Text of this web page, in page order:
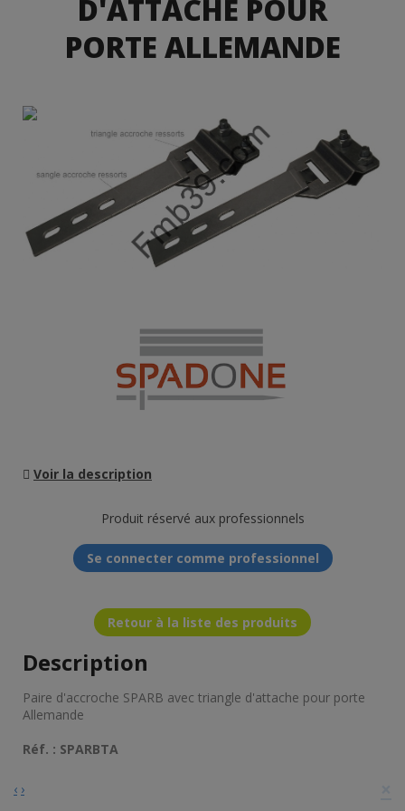
D'ATTACHE POUR
PORTE ALLEMANDE
Voir la description
Produit réservé aux professionnels
Se connecter comme professionnel
Retour à la liste des produits
Description
Paire d'accroche SPARB avec triangle d'attache pour porte
Allemande
Réf. : SPARBTA
‹ ›